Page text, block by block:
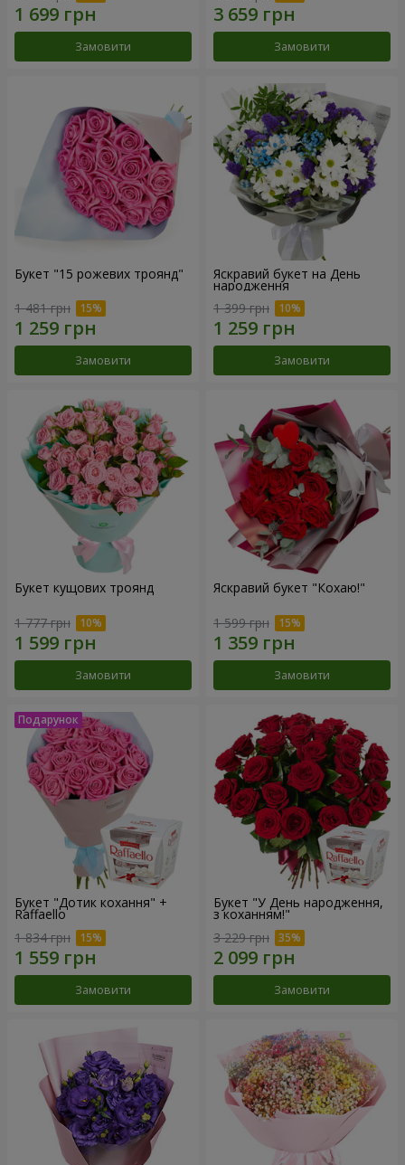
Замовити Замовити
Букет "15 рожевих троянд"
1 481 грн
Замовити
Яскравий букет на День
народження
1 399 грн
Замовити
Букет кущових троянд
1 777 грн
Замовити
Яскравий букет "Кохаю!"
1 599 грн
Замовити
Букет "Дотик кохання" +
Raffaello
1 834 грн
Замовити
Букет "У День народження,
з коханням!"
3 229 грн
Замовити